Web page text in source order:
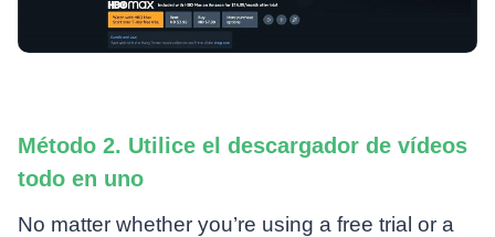
Método 2. Utilice el descargador de vídeos
todo en uno
No matter whether you’re using a free trial or a